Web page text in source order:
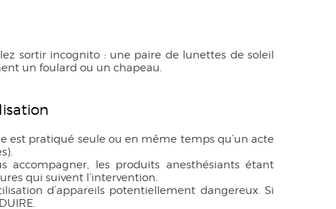
sortir incognito : une paire de lunettes de soleil
un foulard ou un chapeau.
est pratiqué seule ou en même temps qu’un acte
accompagner, les produits anesthésiants étant
qui suivent l’intervention.
d’appareils potentiellement dangereux. Si